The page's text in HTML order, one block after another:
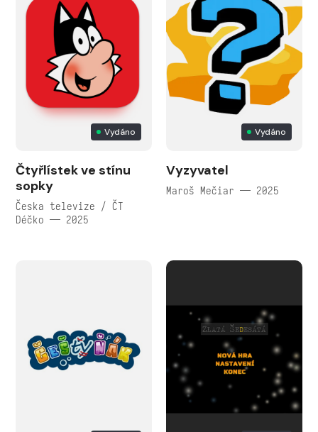
Vydáno
Čtyřlístek ve stínu
sopky
Česka televize / ČT
Déčko — 2025
Vydáno
Vyzyvatel
Maroš Mečiar — 2025